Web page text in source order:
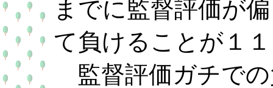
までに監督評価が
て負けることが１
監督評価ガチで